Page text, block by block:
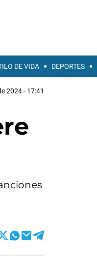
DE VIDA DEPORTES
2024 - 17:41